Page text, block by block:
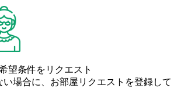
望条件をリクエスト
い場合に、お部屋リクエストを登録して